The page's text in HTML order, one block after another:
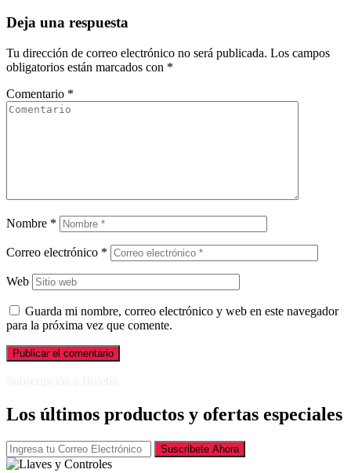
Deja una respuesta
Tu dirección de correo electrónico no será publicada. Los campos
obligatorios están marcados con *
Comentario *
Nombre *
Correo electrónico *
Web
Guarda mi nombre, correo electrónico y web en este navegador
para la próxima vez que comente.
Los últimos productos y ofertas especiales
Suscribete Ahora